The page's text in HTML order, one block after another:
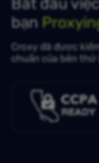
bạn
Croxy đã được
chuẩn của bên thứ